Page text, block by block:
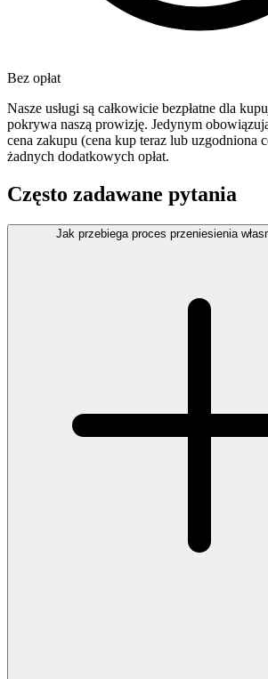
Bez opłat
Nasze usługi są całkowicie bezpłatne dla
pokrywa naszą prowizję. Jedynym
cena zakupu (cena kup teraz lub uzgodniona
żadnych dodatkowych opłat.
Często zadawane pytania
Jak przebiega proces przeniesienia